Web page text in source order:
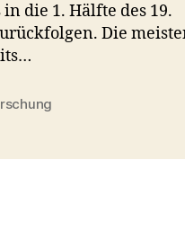
die 1. Hälfte des 19.
Die